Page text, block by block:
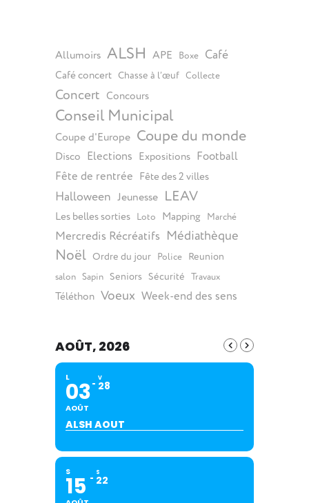
Allumoirs ALSH APE Boxe Café
Café concert Chasse à l’œuf Collecte
Concert Concours
Conseil Municipal
Coupe d'Europe Coupe du monde
Disco Elections Expositions Football
Fête de rentrée Fête des 2 villes
Halloween Jeunesse LEAV
Les belles sorties Loto Mapping Marché
Mercredis Récréatifs Médiathèque
Noël Ordre du jour Police Reunion
salon Sapin Seniors Sécurité Travaux
Téléthon Voeux Week-end des sens
AOÛT, 2026
L
03
AOÛT
V
28
ALSH AOUT
S
15 S
22